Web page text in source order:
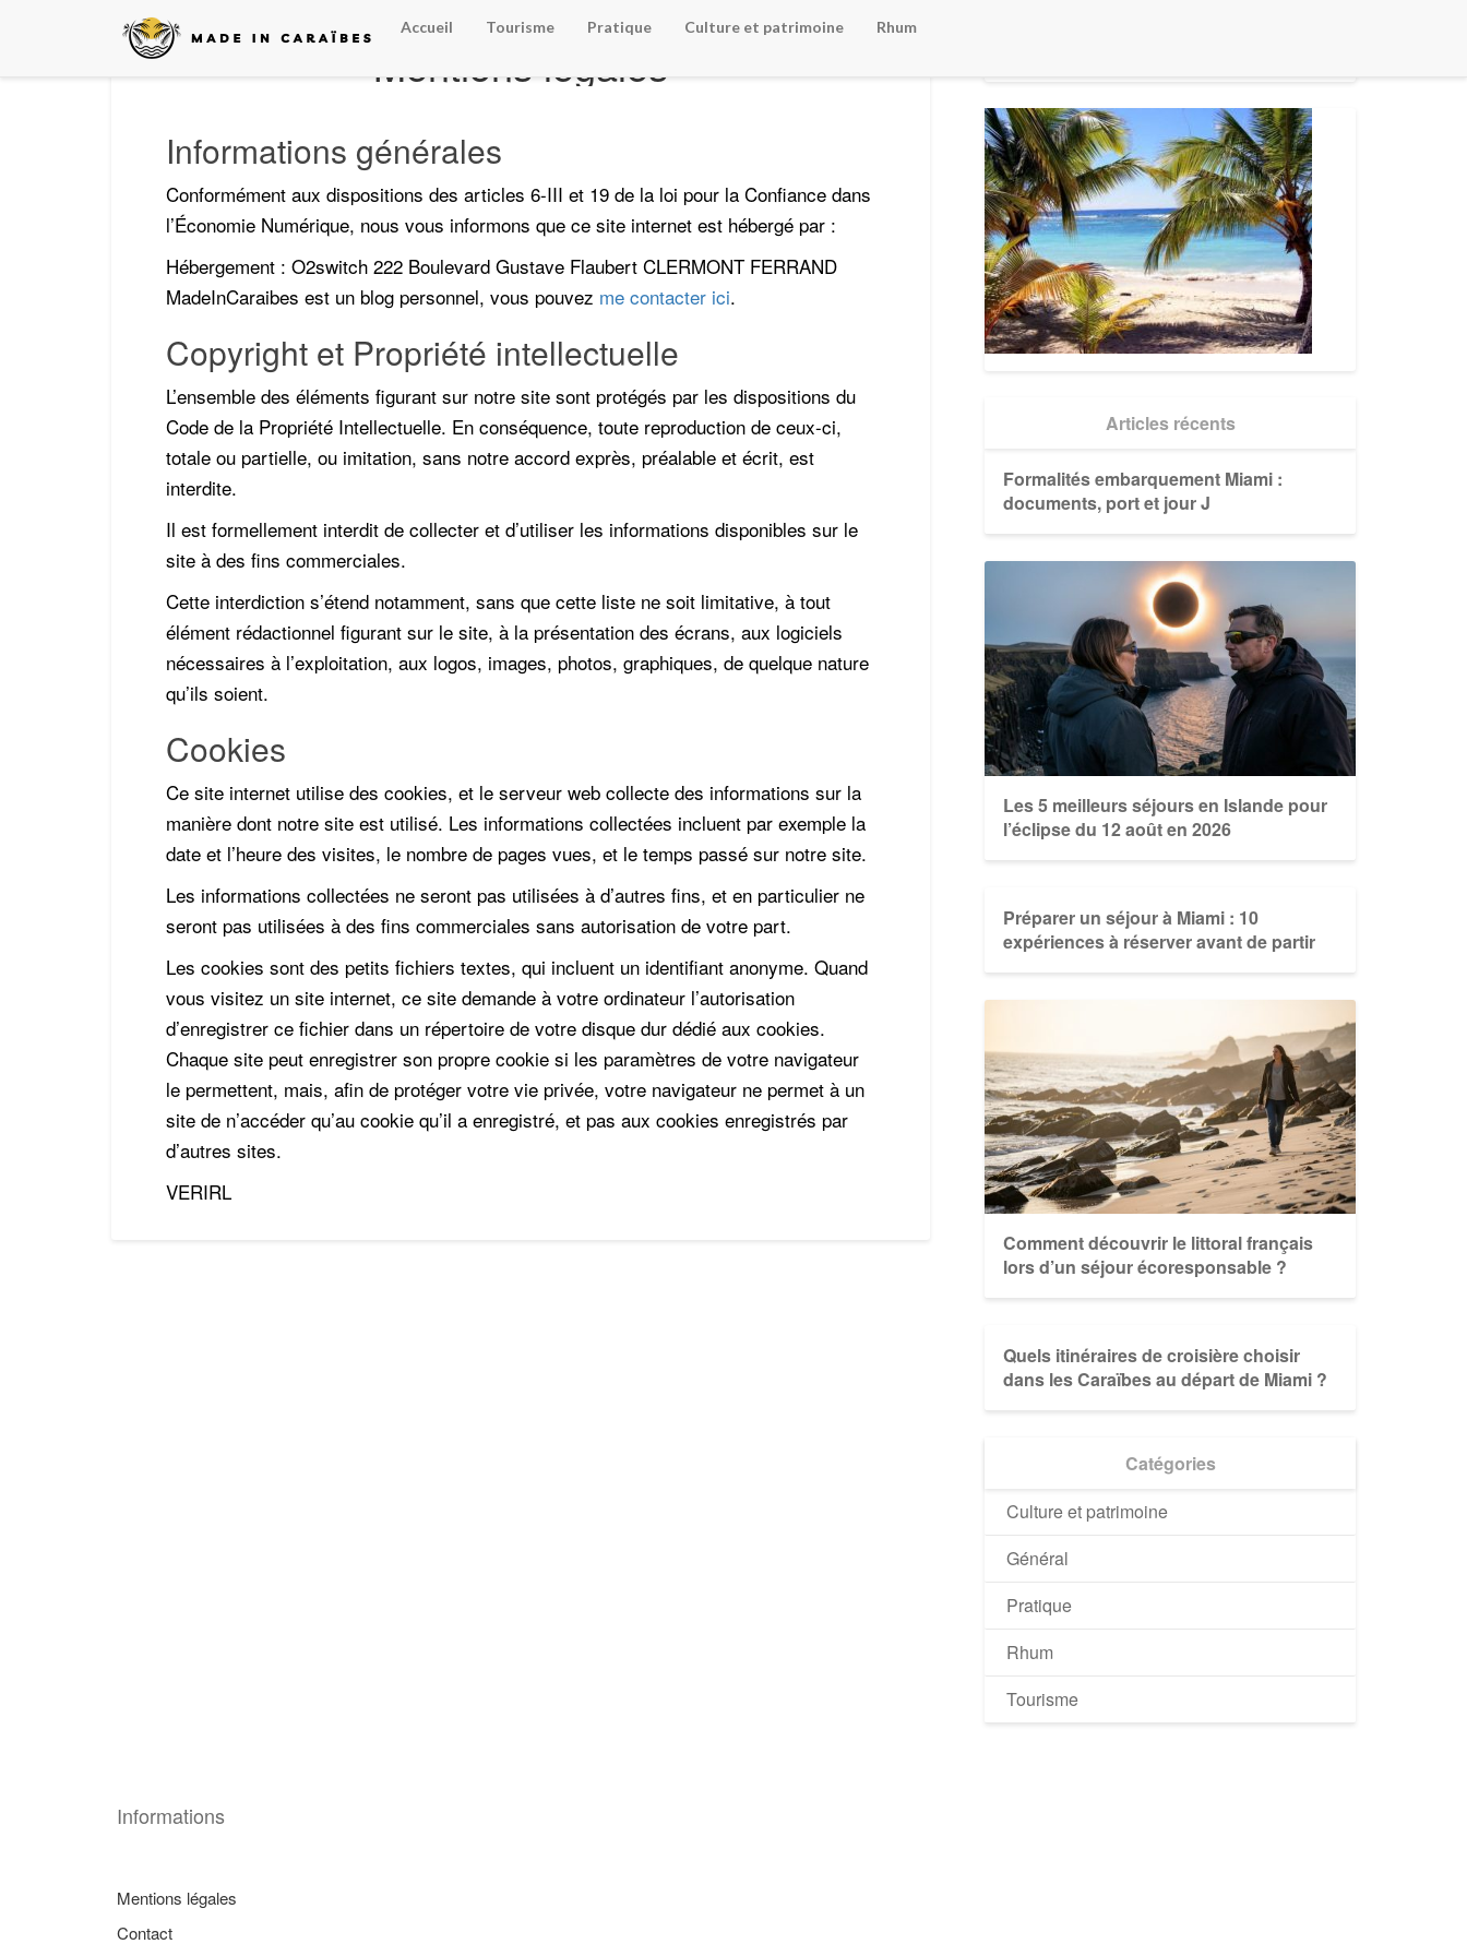
Accueil Tourisme Pratique Culture et patrimoine Rhum
Mentions
Mentions légales
Informations générales
Conformément aux dispositions des articles 6-III et 19 de la loi pour la Confiance dans
l’Économie Numérique, nous vous informons que ce site internet est hébergé par :
Hébergement : O2switch 222 Boulevard Gustave Flaubert CLERMONT FERRAND
MadeInCaraibes est un blog personnel, vous pouvez me contacter ici.
Copyright et Propriété intellectuelle
L’ensemble des éléments figurant sur notre site sont protégés par les dispositions du
Code de la Propriété Intellectuelle. En conséquence, toute reproduction de ceux-ci,
totale ou partielle, ou imitation, sans notre accord exprès, préalable et écrit, est
interdite.
Il est formellement interdit de collecter et d’utiliser les informations disponibles sur le
site à des fins commerciales.
Cette interdiction s’étend notamment, sans que cette liste ne soit limitative, à tout
élément rédactionnel figurant sur le site, à la présentation des écrans, aux logiciels
nécessaires à l’exploitation, aux logos, images, photos, graphiques, de quelque nature
qu’ils soient.
Cookies
Ce site internet utilise des cookies, et le serveur web collecte des informations sur la
manière dont notre site est utilisé. Les informations collectées incluent par exemple la
date et l’heure des visites, le nombre de pages vues, et le temps passé sur notre site.
Les informations collectées ne seront pas utilisées à d’autres fins, et en particulier ne
seront pas utilisées à des fins commerciales sans autorisation de votre part.
Les cookies sont des petits fichiers textes, qui incluent un identifiant anonyme. Quand
vous visitez un site internet, ce site demande à votre ordinateur l’autorisation
d’enregistrer ce fichier dans un répertoire de votre disque dur dédié aux cookies.
Chaque site peut enregistrer son propre cookie si les paramètres de votre navigateur
le permettent, mais, afin de protéger votre vie privée, votre navigateur ne permet à un
site de n’accéder qu’au cookie qu’il a enregistré, et pas aux cookies enregistrés par
d’autres sites.
VERIRL
Articles récents
Formalités embarquement Miami :
documents, port et jour J
Les 5 meilleurs séjours en Islande pour
l’éclipse du 12 août en 2026
Préparer un séjour à Miami : 10
expériences à réserver avant de partir
Comment découvrir le littoral français
lors d’un séjour écoresponsable ?
Quels itinéraires de croisière choisir
dans les Caraïbes au départ de Miami ?
Catégories
Culture et patrimoine
Général
Pratique
Rhum
Tourisme
Informations
Mentions légales
Contact